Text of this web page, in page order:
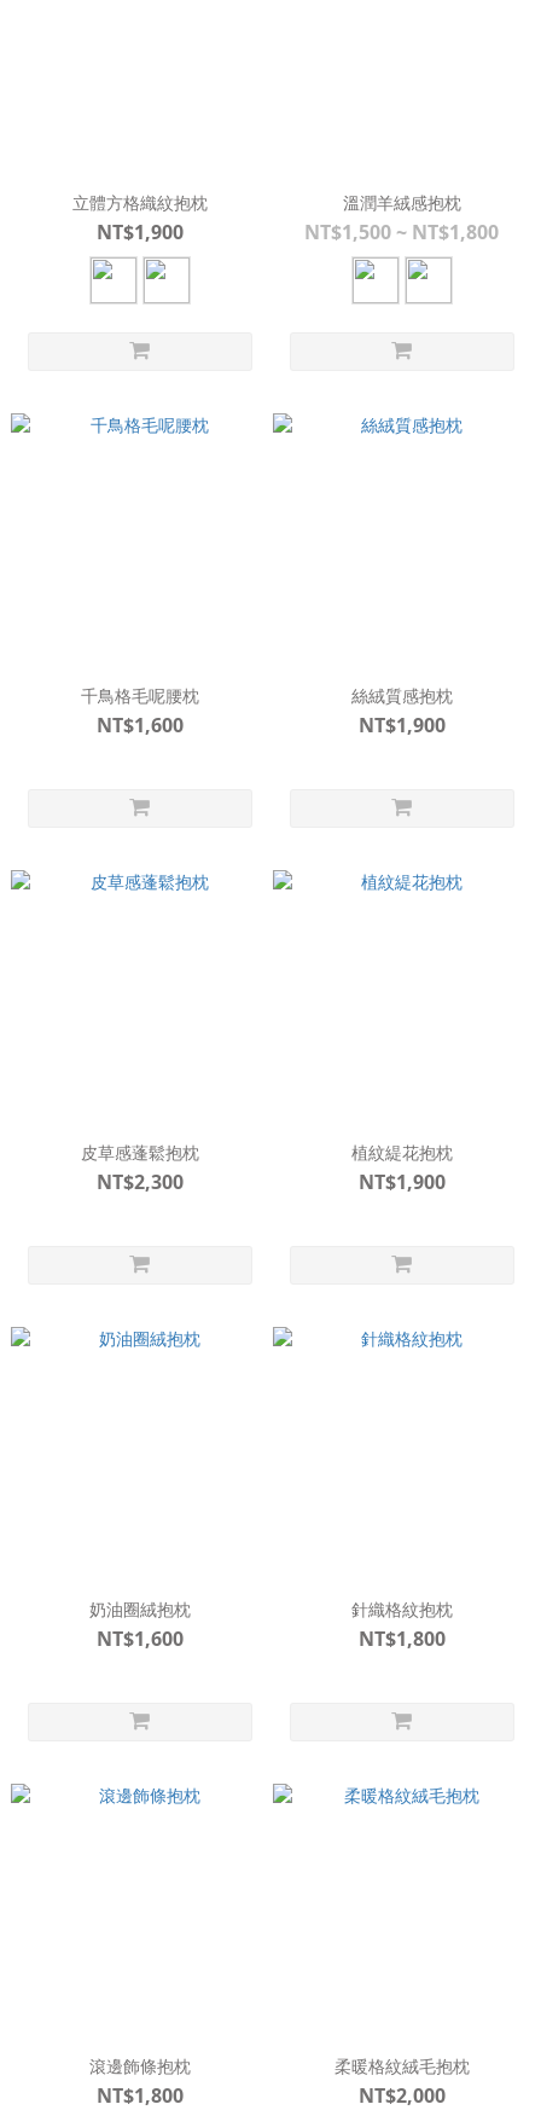
立體方格織紋抱枕
NT$1,900
溫潤羊絨感抱枕
NT$1,500 ~ NT$1,800
千鳥格毛呢腰枕
NT$1,600
絲絨質感抱枕
NT$1,900
皮草感蓬鬆抱枕
NT$2,300
植紋緹花抱枕
NT$1,900
奶油圈絨抱枕
NT$1,600
針織格紋抱枕
NT$1,800
滾邊飾條抱枕
NT$1,800
柔暖格紋絨毛抱枕
NT$2,000